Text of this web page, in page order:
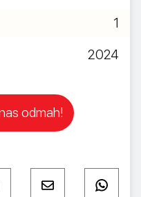
1
2024
odmah!